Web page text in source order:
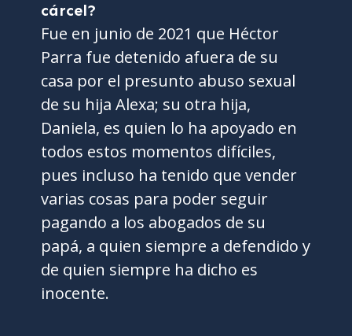
cárcel?
Fue en junio de 2021 que Héctor
Parra fue detenido afuera de su
casa por el presunto abuso sexual
de su hija Alexa; su otra hija,
Daniela, es quien lo ha apoyado en
todos estos momentos difíciles,
pues incluso ha tenido que vender
varias cosas para poder seguir
pagando a los abogados de su
papá, a quien siempre a defendido y
de quien siempre ha dicho es
inocente.